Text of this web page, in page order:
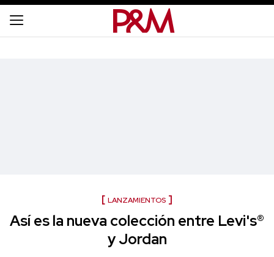
LANZAMIENTOS
Así es la nueva colección entre Levi's®
y Jordan